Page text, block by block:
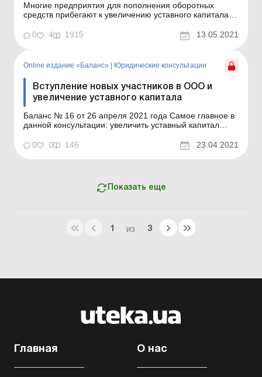
Многие предприятия для пополнения оборотных
средств прибегают к увеличению уставного капитала.
увеличения уставного капитала участники внесут до
государственной регистрации соответствующих
предприятий, н...
0 4 1915 13.05.2021
Online издание «Баланс» | Юридические консультации
Вступление новых участников в ООО и
увеличение уставного капитала
Баланс № 16 от 26 апреля 2021 года Самое главное в
данной консультации: увеличить уставный капитал
участников и внесения ими дополнительных вкладов;
закон позволяет увеличивать УК при условии внесения
0 0 146 23.04.2021
Показать еще
1 ИЗ 3
Главная О нас